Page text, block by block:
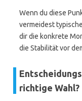
Wenn du diese
vermeidest
dir die konkrete
die Stabilität vor
richtige Wahl?